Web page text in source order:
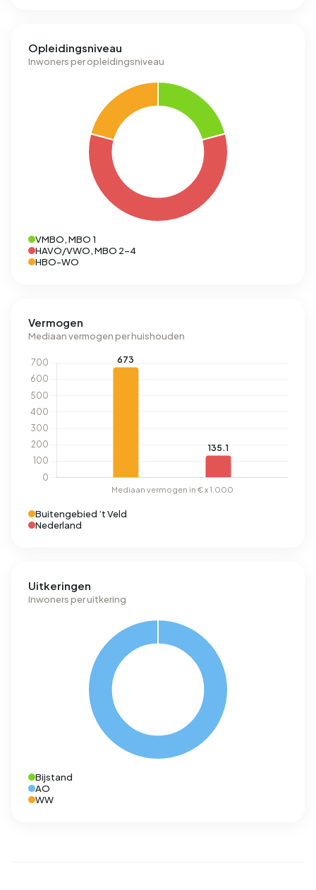
Opleidingsniveau
Inwoners per opleidingsniveau
VMBO, MBO 1
HAVO/VWO, MBO 2-4
HBO-WO
Vermogen
Mediaan vermogen per huishouden
Buitengebied ’t Veld
Nederland
Uitkeringen
Inwoners per uitkering
Bijstand
AO
WW